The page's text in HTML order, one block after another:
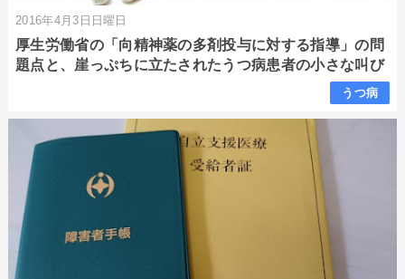
2016年4月3日日曜日
厚生労働省の「向精神薬の多剤投与に対する指導」の問
題点と、崖っぷちに立たされたうつ病患者の小さな叫び
うつ病